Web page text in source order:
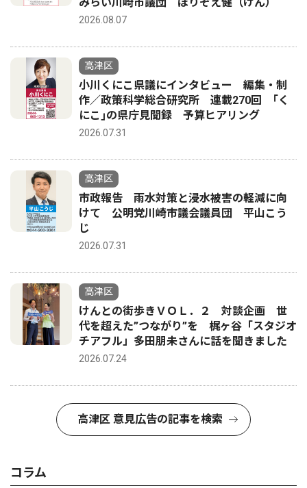
2026.08.07
高津区
小川くにこ県議にインタビュー 編集・制
作／政策科学総合研究所 連載270回 ｢く
にこ｣の県庁見聞録 予算ヒアリング
2026.07.31
高津区
市政報告 雨水対策と浸水被害の軽減に向
けて 公明党川崎市議会議員団 平山こう
じ
2026.07.31
高津区
けんとの街歩きＶＯＬ．２ 対談企画 世
代を超えた”つながり”を 梶ヶ谷「スタジオ
チアフル」多田朋未さんに話を聞きました
2026.07.24
高津区 意見広告の記事を検索
コラム